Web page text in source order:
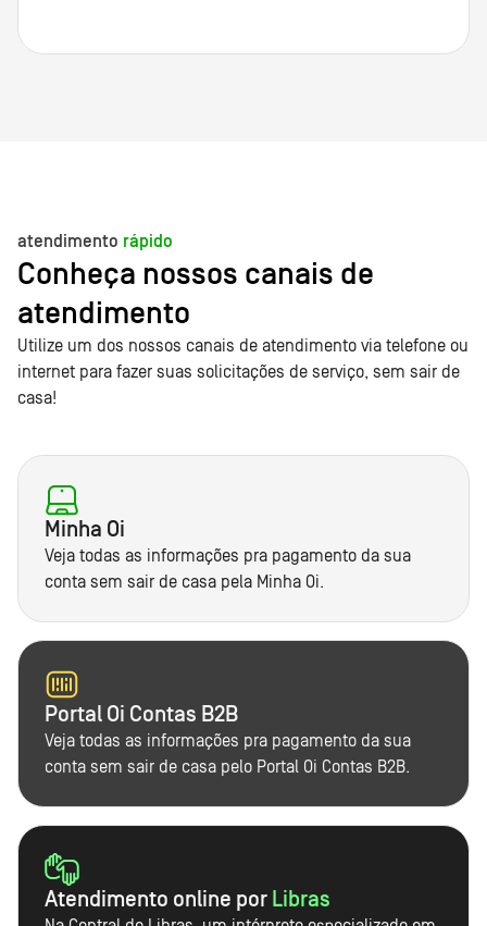
atendimento rápido
Conheça nossos canais de
atendimento
Utilize um dos nossos canais de atendimento via telefone ou
internet para fazer suas solicitações de serviço, sem sair de
casa!
Minha Oi
Veja todas as informações pra pagamento da sua
conta sem sair de casa pela Minha Oi.
Portal Oi Contas B2B
Veja todas as informações pra pagamento da sua
conta sem sair de casa pelo Portal Oi Contas B2B.
Atendimento online por Libras